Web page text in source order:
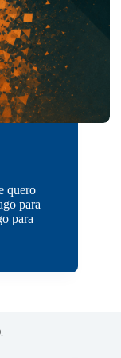
quero
para
para